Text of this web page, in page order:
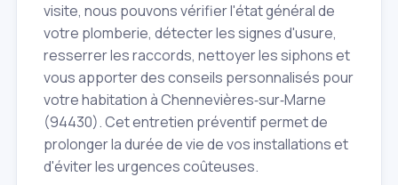
visite, nous pouvons vérifier l'état général de
votre plomberie, détecter les signes d'usure,
resserrer les raccords, nettoyer les siphons et
vous apporter des conseils personnalisés pour
votre habitation à Chennevières‑sur‑Marne
(94430). Cet entretien préventif permet de
prolonger la durée de vie de vos installations et
d'éviter les urgences coûteuses.